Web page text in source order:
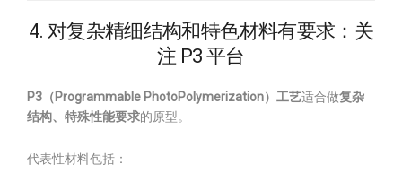
4. 对复杂精细结构和特色材料有要求：关
注 P3 平台
P3（Programmable PhotoPolymerization）工艺适合做复杂
结构、特殊性能要求的原型。
代表性材料包括：